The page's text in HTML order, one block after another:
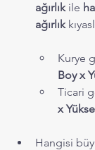
ağırlık ile
ağırlık
Kurye
Boy x
Ticari
x
Hangisi